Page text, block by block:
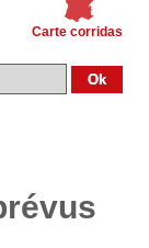
Carte corridas